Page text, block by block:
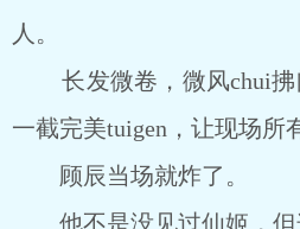
人。
长发微卷，微风chui拂
一截完美tuigen，让现场所
顾辰当场就炸了。
他不是没见过仙姬，但